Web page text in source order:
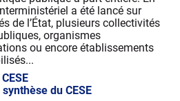
a été lancé sur
de l’État, plusieurs collectivités
organismes
ou encore établissements
du CESE